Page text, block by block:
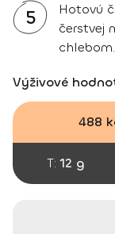
5
Hotovú
čerstvej
chlebom.
Výživové
488
T: 12 g